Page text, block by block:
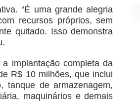
“É uma grande alegria
recursos próprios, sem
quitado. Isso demonstra
implantação completa da
R$ 10 milhões, que inclui
tanque de armazenagem,
maquinários e demais